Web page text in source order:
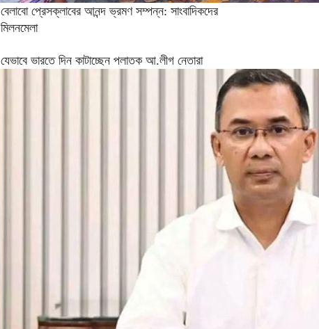
বেলাবো প্রেসক্লাবের আনন্দ ভ্রমণ সম্পন্ন: সাংবাদিকদের
মিলনমেলা
যেভাবে ভারতে দিন কাটাচ্ছেন পলাতক আ.লীগ নেতারা